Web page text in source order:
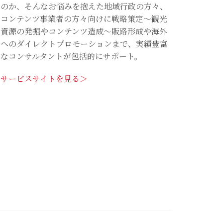
のか、そんなお悩みを抱えた地域行政の方々、
コンテンツ事業者の方々向けに戦略策定〜観光
資源の発掘やコンテンツ造成〜販路形成や海外
へのダイレクトプロモーションまで、実績豊富
なコンサルタントが包括的にサポート。
サービスサイトを見る＞